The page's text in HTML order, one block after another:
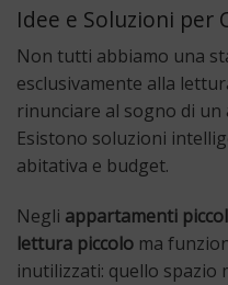
Idee e Soluzioni per
Non tutti abbiamo una
esclusivamente alla
rinunciare al sogno di un
Esistono soluzioni
abitativa e budget.
Negli appartamenti
lettura piccolo ma
inutilizzati: quello